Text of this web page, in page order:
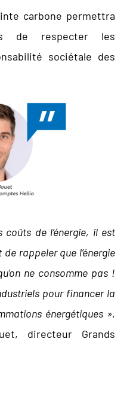
carbone permettra
de respecter les
sociétale des
de l’énergie, il est
rappeler que l’énergie
ne consomme pas !
pour financer la
énergétiques »,
directeur Grands